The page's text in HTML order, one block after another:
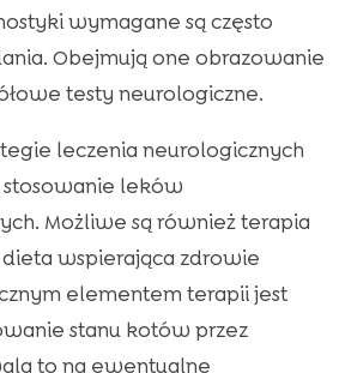
wymagane są często
Obejmują one obrazowanie
testy neurologiczne.
leczenia neurologicznych
leków
Możliwe są również terapia
wspierająca zdrowie
elementem terapii jest
stanu kotów przez
to na ewentualne